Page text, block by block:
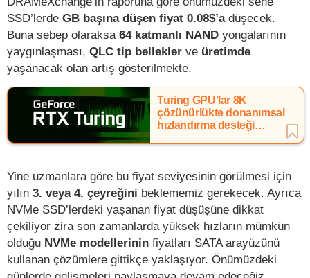
SSD’lerde GB başına düşen fiyat 0.08$’a düşecek.
Buna sebep olaraksa 64 katmanlı NAND yongalarının
yaygınlaşması, QLC tip bellekler ve üretimde
yaşanacak olan artış gösterilmekte.
Turing GPU’lar 8K
çözünürlükte donanımsal
hızlandırma desteği
Yine uzmanlara göre bu fiyat seviyesinin görülmesi için
yılın 3. veya 4. çeyreğini beklememiz gerekecek. Ayrıca
NVMe SSD’lerdeki yaşanan fiyat düşüşüne dikkat
çekiliyor zira son zamanlarda yüksek hızların mümkün
olduğu NVMe modellerinin fiyatları SATA arayüzünü
kullanan çözümlere gittikçe yaklaşıyor. Önümüzdeki